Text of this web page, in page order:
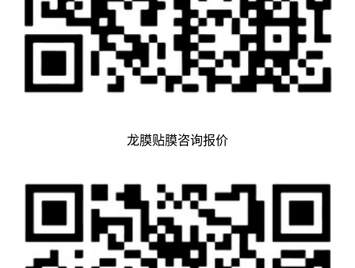
龙膜贴膜咨询报价